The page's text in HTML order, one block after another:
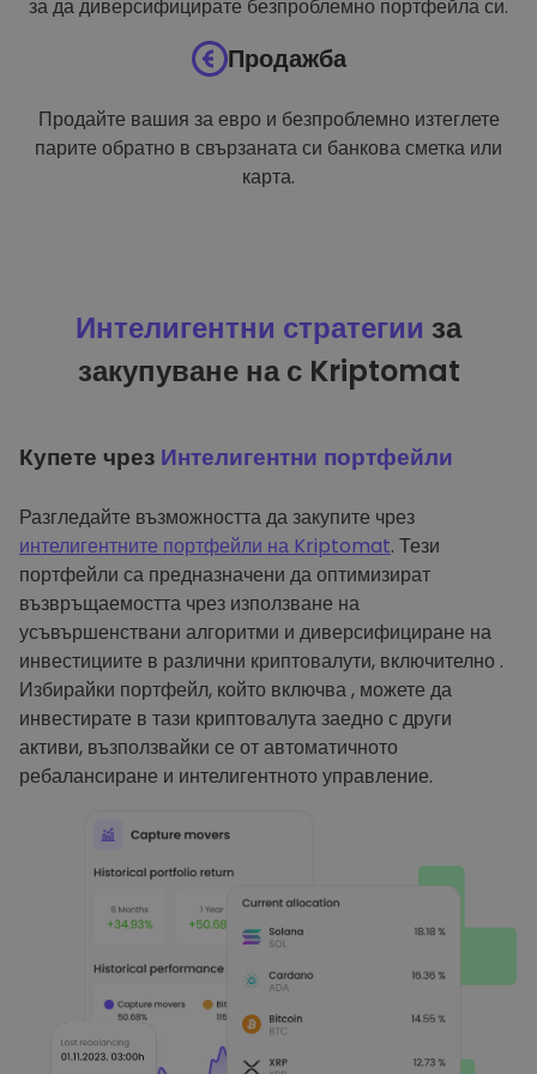
за да диверсифицирате безпроблемно портфейла си.
Продажба
Продайте вашия за евро и безпроблемно изтеглете
парите обратно в свързаната си банкова сметка или
карта.
Интелигентни стратегии за
закупуване на с Kriptomat
Купете чрез Интелигентни портфейли
Разгледайте възможността да закупите чрез
интелигентните портфейли на Kriptomat. Тези
портфейли са предназначени да оптимизират
възвръщаемостта чрез използване на
усъвършенствани алгоритми и диверсифициране на
инвестициите в различни криптовалути, включително .
Избирайки портфейл, който включва , можете да
инвестирате в тази криптовалута заедно с други
активи, възползвайки се от автоматичното
ребалансиране и интелигентното управление.